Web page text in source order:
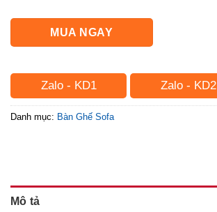
MUA NGAY
Zalo - KD1 Zalo - KD2
Danh mục: Bàn Ghế Sofa
Mô tả